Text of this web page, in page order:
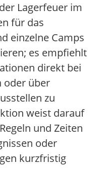
Lagerfeuer im
für das
einzelne Camps
es empfiehlt
direkt bei
oder über
zu
weist darauf
und Zeiten
oder
kurzfristig